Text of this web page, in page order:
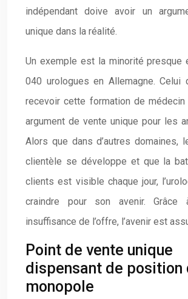
indépendant doive avoir un
unique dans la réalité.
Un exemple est la minorité presque
040 urologues en Allemagne. Celui
recevoir cette formation de
argument de vente unique pour les
Alors que dans d’autres domaines,
clientèle se développe et que la
clients est visible chaque jour,
craindre pour son avenir. Grâce
insuffisance de l’offre, l’avenir est
Point de vente unique
dispensant de position
monopole